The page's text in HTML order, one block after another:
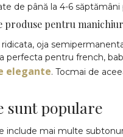
de până la 4-6
produse pentru
oja
perfecta pentru french,
elegante. Tocmai de
sunt populare
include mai multe